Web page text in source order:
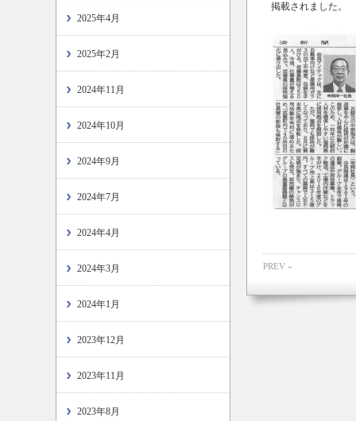
掲載されました。
PREV «
2025年4月
2025年2月
2024年11月
2024年10月
2024年9月
2024年7月
2024年4月
2024年3月
2024年1月
2023年12月
2023年11月
2023年8月